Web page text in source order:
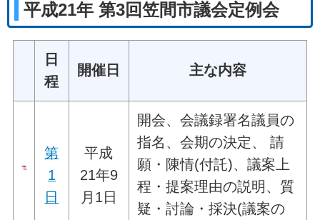
平成21年 第3回笠間市議会定例会
日
程
開催日 主な内容
第
1
日
平成
21年9
月1日
開会、会議録署名議員の
指名、会期の決定、 請
願・陳情(付託)、議案上
程・提案理由の説明、質
疑・討論・採決(議案の